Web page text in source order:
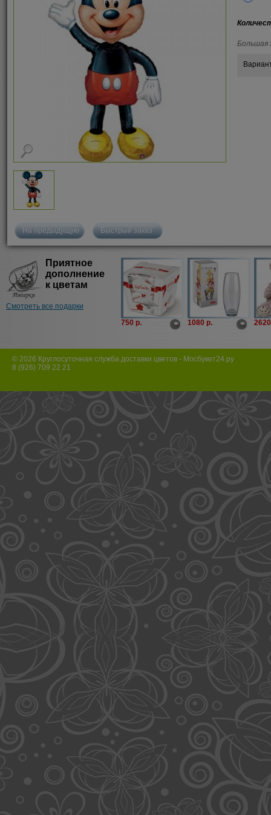
На предыдущую Быстрый заказ
Большая
Приятное
дополнение
к цветам
Смотреть все подарки
750 p.
1080 p.
© 2026 Круглосуточная служба доставки цветов - Мосбукет24.ру
8 (926) 709 22 21